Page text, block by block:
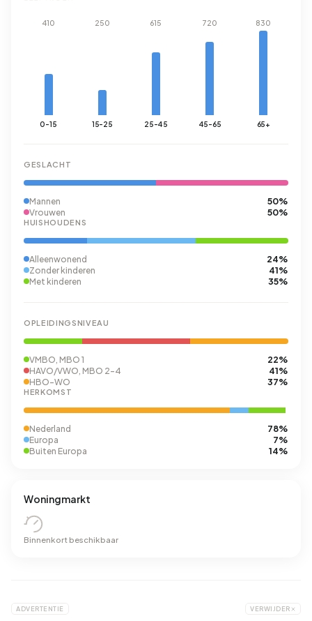
410
0-15
250
15-25
615
25-45
720
45-65
830
65+
GESLACHT
Mannen 50%
Vrouwen 50%
HUISHOUDENS
Alleenwonend 24%
Zonder kinderen 41%
Met kinderen 35%
OPLEIDINGSNIVEAU
VMBO, MBO 1 22%
HAVO/VWO, MBO 2-4 41%
HBO-WO 37%
HERKOMST
Nederland 78%
Europa 7%
Buiten Europa 14%
Woningmarkt
Binnenkort beschikbaar
ADVERTENTIE VERWIJDER